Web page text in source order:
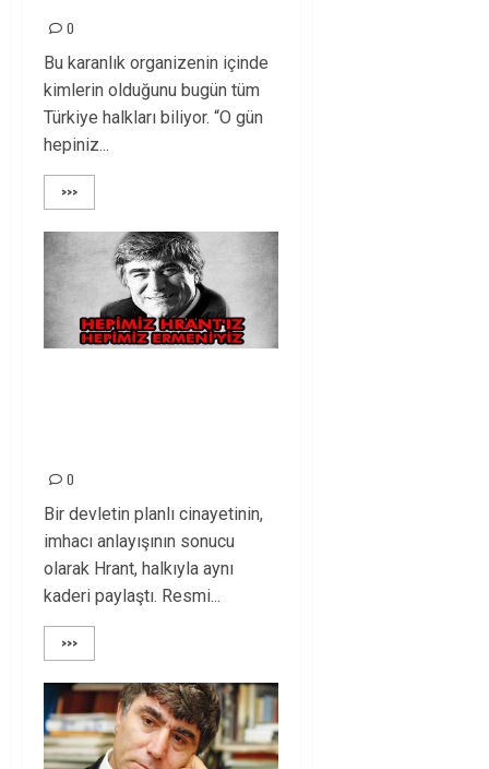
0
Bu karanlık organizenin içinde
kimlerin olduğunu bugün tüm
Türkiye halkları biliyor. “O gün
hepiniz...
>>>
0
Bir devletin planlı cinayetinin,
imhacı anlayışının sonucu
olarak Hrant, halkıyla aynı
kaderi paylaştı. Resmi...
>>>